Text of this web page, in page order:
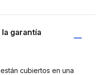
garantía
cubiertos en una